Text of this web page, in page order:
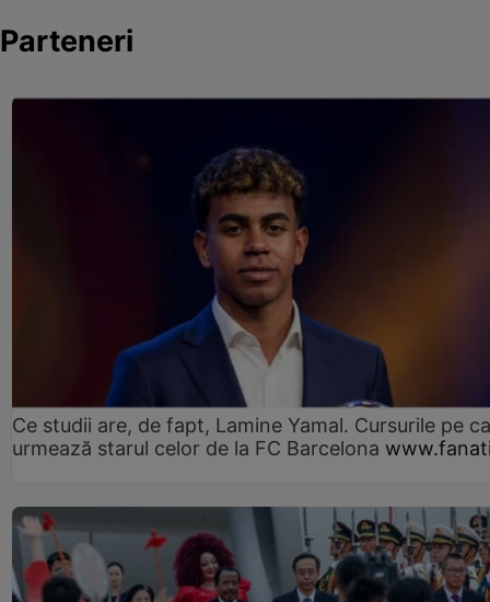
Parteneri
Ce studii are, de fapt, Lamine Yamal. Cursurile pe
urmează starul celor de la FC Barcelona